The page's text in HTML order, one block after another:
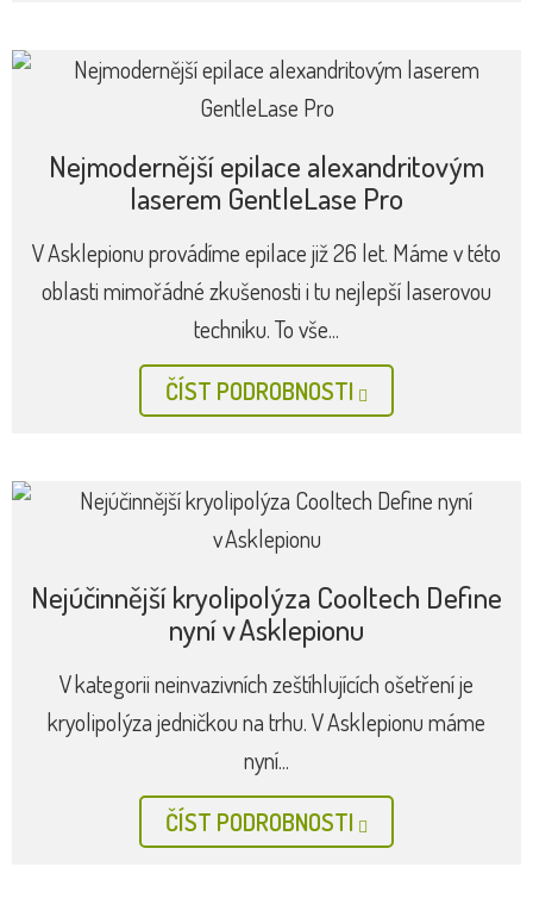
ČÍST PODROBNOSTI
20% sleva na operaci očních víček v
Karlových Varech
Plastická operace očních víček je nejoblíbenějším
estetickým zákrokem na světě. Omládněte až o 15 let a
zbavte se...
Nejmodernější epilace alexandritovým
laserem GentleLase Pro
V Asklepionu provádíme epilace již 26 let. Máme v této
oblasti mimořádné zkušenosti i tu nejlepší laserovou
techniku. To vše...